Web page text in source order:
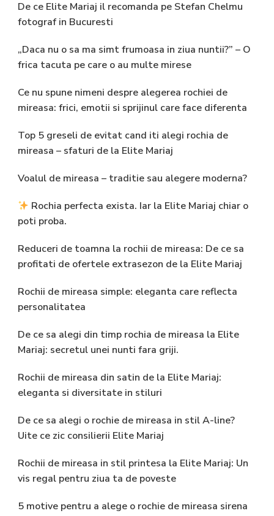
De ce Elite Mariaj il recomanda pe Stefan Chelmu
fotograf in Bucuresti
„Daca nu o sa ma simt frumoasa in ziua nuntii?” – O
frica tacuta pe care o au multe mirese
Ce nu spune nimeni despre alegerea rochiei de
mireasa: frici, emotii si sprijinul care face diferenta
Top 5 greseli de evitat cand iti alegi rochia de
mireasa – sfaturi de la Elite Mariaj
Voalul de mireasa – traditie sau alegere moderna?
Rochia perfecta exista. Iar la Elite Mariaj chiar o
poti proba.
Reduceri de toamna la rochii de mireasa: De ce sa
profitati de ofertele extrasezon de la Elite Mariaj
Rochii de mireasa simple: eleganta care reflecta
personalitatea
De ce sa alegi din timp rochia de mireasa la Elite
Mariaj: secretul unei nunti fara griji.
Rochii de mireasa din satin de la Elite Mariaj:
eleganta si diversitate in stiluri
De ce sa alegi o rochie de mireasa in stil A-line?
Uite ce zic consilierii Elite Mariaj
Rochii de mireasa in stil printesa la Elite Mariaj: Un
vis regal pentru ziua ta de poveste
5 motive pentru a alege o rochie de mireasa sirena